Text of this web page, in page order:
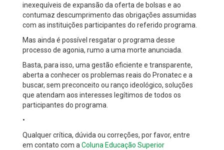
inexequíveis de expansão da oferta de bolsas e ao
contumaz descumprimento das obrigações assumidas
com as instituições participantes do referido programa.
Mas ainda é possível resgatar o programa desse
processo de agonia, rumo a uma morte anunciada.
Basta, para isso, uma gestão eficiente e transparente,
aberta a conhecer os problemas reais do Pronatec e a
buscar, sem preconceito ou ranço ideológico, soluções
que atendam aos interesses legítimos de todos os
participantes do programa.
•
Qualquer crítica, dúvida ou correções, por favor, entre
em contato com a Coluna Educação Superior